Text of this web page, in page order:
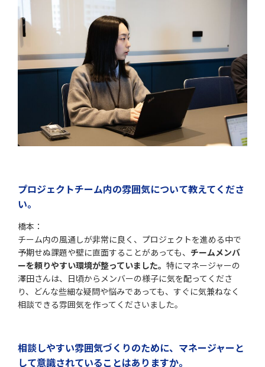
プロジェクトチーム内の雰囲気について教えてくださ
い。
橋本：
チーム内の風通しが非常に良く、プロジェクトを進める中で
予期せぬ課題や壁に直面することがあっても、 チームメンバ
ーを頼りやすい環境が整っていました。 特にマネージャーの
澤田さんは、日頃からメンバーの様子に気を配ってくださ
り、どんな些細な疑問や悩みであっても、すぐに気兼ねなく
相談できる雰囲気を作ってくださいました。
相談しやすい雰囲気づくりのために、マネージャーと
して意識されていることはありますか。